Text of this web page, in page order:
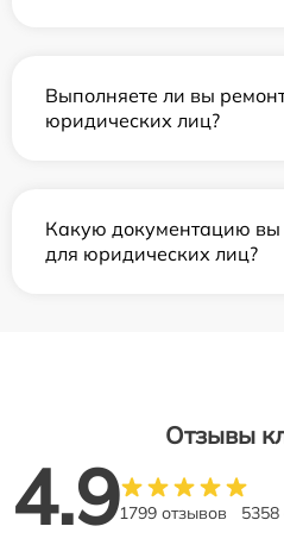
Выполняете ли вы
юридических лиц?
Какую документацию вы
для юридических лиц?
Отзывы
4.91799 отзывов